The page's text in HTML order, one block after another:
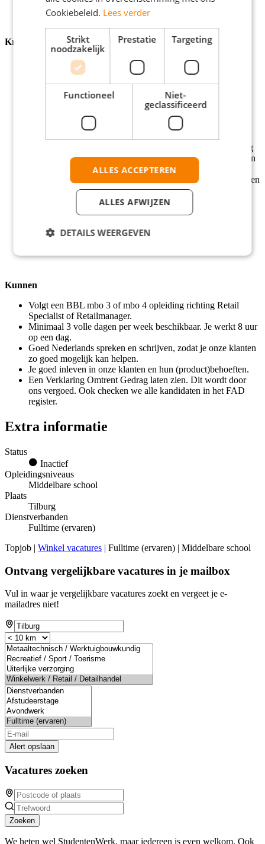
Krijgen
Een salaris van €2.539,- per maand op basis van 40 uur. Je
salaris gaat ieder jaar omhoog.
Flexibel rooster. Je deelt zelf je uren in, zodat je voldoende
tijd hebt om je lessen te volgen en schoolopdrachten te
8% vakantiegeld, pensioen en reiskostenvergoeding (bij een
afstand vanaf 10km of meer).
Persoonlijke aandacht. Samen met je praktijkbegeleider zorg
je dat jij je blijft ontwikkelen en je je opleiding succesvol kan
De kans om elke dag te leren van ervaren collega’s, trainingen
uit onze eigen Studiefabriek en 1-op-1 coaching.
Groeimogelijkheden, bijvoorbeeld naar Senior
Winkelmedewerker of Shift Lead.
Mudmasters en winkelwedstrijden.
Kunnen
Volgt een BBL mbo 3 of mbo 4 opleiding richting Retail
Specialist of Retailmanager.
Minimaal 3 volle dagen per week beschikbaar. Je werkt 8 uur
op een dag.
Goed Nederlands spreken en schrijven, zodat je onze klanten
zo goed mogelijk kan helpen.
Je goed inleven in onze klanten en hun (product)behoeften.
Een Verklaring Omtrent Gedrag laten zien. Dit wordt door
ons vergoed. Ook checken we alle kandidaten in het FAD
register.
Extra informatie
Status
Inactief
Opleidingsniveaus
Middelbare school
Plaats
Tilburg
Dienstverbanden
Fulltime (ervaren)
Topjob | Winkel vacatures | Fulltime (ervaren) | Middelbare school
Ontvang vergelijkbare vacatures in je mailbox
Vul in waar je vergelijkbare vacatures zoekt en vergeet je e-
mailadres niet!
Alert opslaan
Vacatures zoeken
Zoeken
We heten wel StudentenWerk, maar iedereen is even welkom. Ook
Cookiebeleid. Lees verder
Strikt
noodzakelijk
Prestatie Targeting
Functioneel
Niet-
geclassificeerd
ALLES ACCEPTEREN
ALLES AFWIJZEN
DETAILS WEERGEVEN